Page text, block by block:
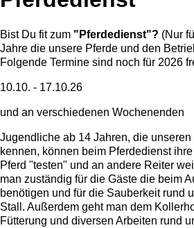
Bist Du fit zum "Pferdedienst"? (Nur
Jahre die unsere Pferde und den
Folgende Termine sind noch für 2026
10.10. - 17.10.26
und an verschiedenen Wochenenden
Jugendliche ab 14 Jahren, die
kennen, können beim Pferdedienst
Pferd "testen" und an andere Reiter
man zuständig für die Gäste die beim
benötigen und für die Sauberkeit rund
Stall. Außerdem geht man dem
Fütterung und diversen Arbeiten rund